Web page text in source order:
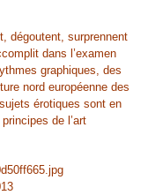
dégoutent, surprennent
dans l’examen
graphiques, des
nord européenne des
érotiques sont en
de l’art